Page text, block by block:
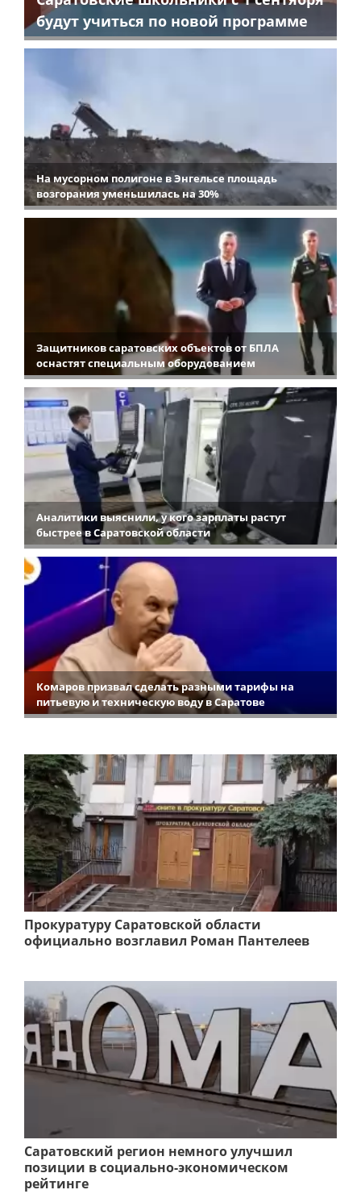
будут учиться по новой программе
На мусорном полигоне в Энгельсе площадь
возгорания уменьшилась на 30%
Защитников саратовских объектов от БПЛА
оснастят специальным оборудованием
Аналитики выяснили, у кого зарплаты растут
быстрее в Саратовской области
Комаров призвал сделать разными тарифы на
питьевую и техническую воду в Саратове
Прокуратуру Саратовской области
официально возглавил Роман Пантелеев
Саратовский регион немного улучшил
позиции в социально-экономическом
рейтинге